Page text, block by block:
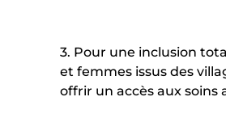
3. Pour une inclusion
et femmes issus des
offrir un accès aux